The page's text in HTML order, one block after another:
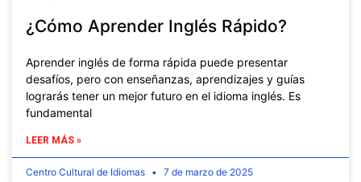
¿Cómo Aprender Inglés Rápido?
Aprender inglés de forma rápida puede presentar
desafíos, pero con enseñanzas, aprendizajes y guías
lograrás tener un mejor futuro en el idioma inglés. Es
fundamental
LEER MÁS »
Centro Cultural de Idiomas 7 de marzo de 2025